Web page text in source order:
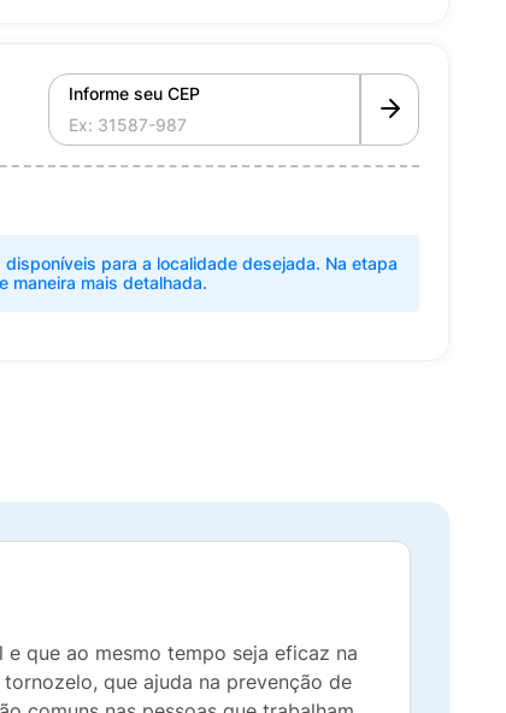
Informe seu CEP
para a localidade desejada. Na etapa
maneira mais detalhada.
que ao mesmo tempo seja eficaz na
que ajuda na prevenção de